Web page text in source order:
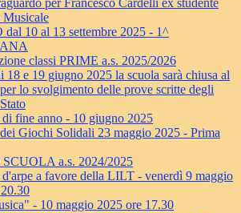
per Francesco Cardelli ex studente
10 al 13 settembre 2025 - 1^
classi PRIME a.s. 2025/2026
18 e 19 giugno 2025 la scuola sarà chiusa al
lo svolgimento delle prove scritte degli
fine anno - 10 giugno 2025
Giochi Solidali 23 maggio 2025 - Prima
a.s. 2024/2025
a favore della LILT - venerdì 9 maggio
- 10 maggio 2025 ore 17.30